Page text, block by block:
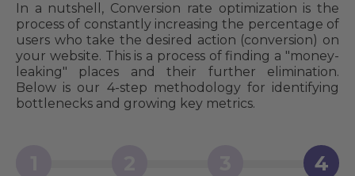
In a nutshell, Conversion rate optimization is the
process of constantly increasing the percentage of
users who take the desired action (conversion) on
your website. This is a process of finding a "money-
leaking" places and their further elimination.
Below is our 4-step methodology for identifying
bottlenecks and growing key metrics.
4